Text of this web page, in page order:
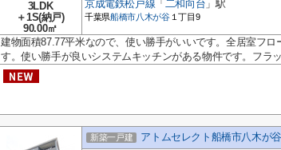
3LDK
＋1S(納戸)
90.00㎡
京成電鉄松戸線 「 二和向台 」駅
千葉県船橋市八木が谷１丁目9
建物面積87.77平米なので、使い勝手がいいです。全居室フ
す。使い勝手が良いシステムキッチンがある物件です。フラ
新築一戸建 アトムセレクト船橋市八木